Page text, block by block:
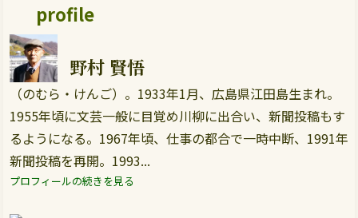
profile
野村 賢悟
（のむら・けんご）。1933年1月、広島県江田島生まれ。
1955年頃に文芸一般に目覚め川柳に出合い、新聞投稿もす
るようになる。1967年頃、仕事の都合で一時中断、1991年
新聞投稿を再開。1993...
プロフィールの続きを見る